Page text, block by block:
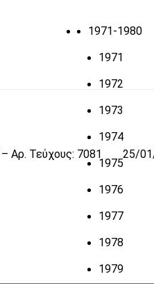
1971-1980
1971
1972
1973
1974
1975
1976
1977
1978
1979
Αρ. Τεύχους: 7081 25/